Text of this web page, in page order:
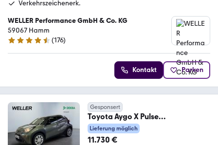
Verkehrszeichenerk.
WELLER Performance GmbH & Co. KG
59067 Hamm
4.6 Sterne
(176)
Kontakt Parken
Gesponsert
Toyota Aygo X Pulse
*ACC*CarPlay*SHZ*Kamera*DAB
*Bi-Tone
Lieferung möglich
11.730 €